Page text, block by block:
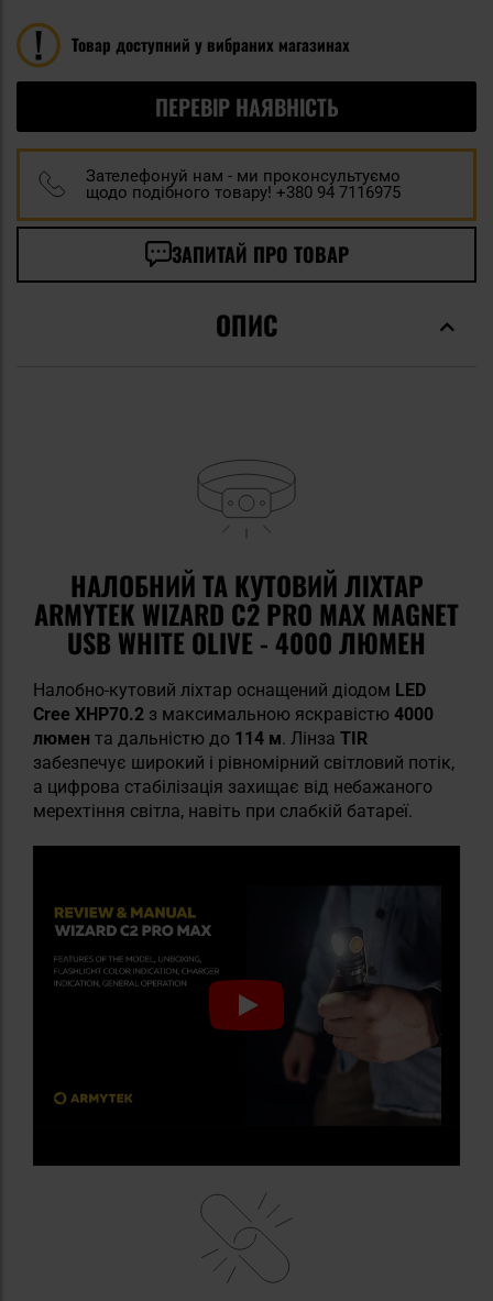
Товар доступний у вибраних магазинах
ПЕРЕВІР НАЯВНІСТЬ
Зателефонуй нам - ми проконсультуємо
щодо подібного товару! +380 94 7116975
ЗАПИТАЙ ПРО ТОВАР
ОПИС
НАЛОБНИЙ ТА КУТОВИЙ ЛІХТАР
ARMYTEK WIZARD C2 PRO MAX MAGNET
USB WHITE OLIVE - 4000 ЛЮМЕН
Налобно-кутовий ліхтар оснащений діодом LED
Cree XHP70.2 з максимальною яскравістю 4000
люмен та дальністю до 114 м. Лінза TIR
забезпечує широкий і рівномірний світловий потік,
а цифрова стабілізація захищає від небажаного
мерехтіння світла, навіть при слабкій батареї.